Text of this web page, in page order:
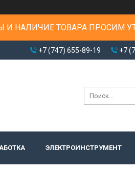
И НАЛИЧИЕ ТОВАРА ПРОСИМ
+7 (747) 655-89-19 +7
ЭЛЕКТРОИНСТРУМЕНТ